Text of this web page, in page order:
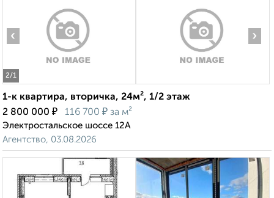
2/1
‹ ›
1-к квартира, вторичка, 24м², 1/2 этаж
2 800 000 ₽ 116 700 ₽ за м²
Электростальское шоссе 12А
Агентство, 03.08.2026